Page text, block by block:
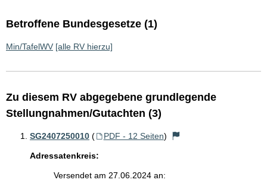
Betroffene Bundesgesetze (1)
Min/TafelWV [alle RV hierzu]
Zu diesem RV abgegebene grundlegende
Stellungnahmen/Gutachten (3)
SG2407250010 ( PDF - 12 Seiten)
Adressatenkreis:
Versendet am 27.06.2024 an: